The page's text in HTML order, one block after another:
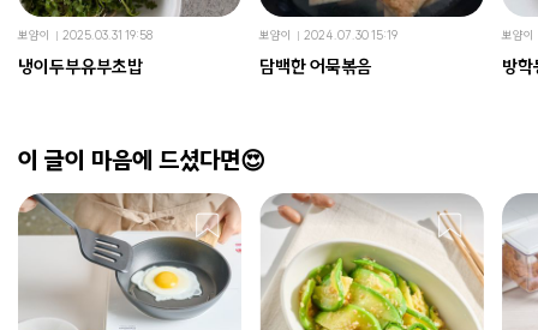
뽀얌이 2025.03.31 19:58
냉이두부유부초밥
뽀얌이 2024.07.30 15:19
담백한 어묵볶음
뽀얌이
방
이 글이 마음에 드셨다면😍